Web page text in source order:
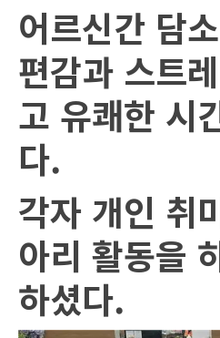
어르신간 담
편감과 스트
고 유쾌한 시
다.
각자 개인 취
아리 활동을
하셨다.